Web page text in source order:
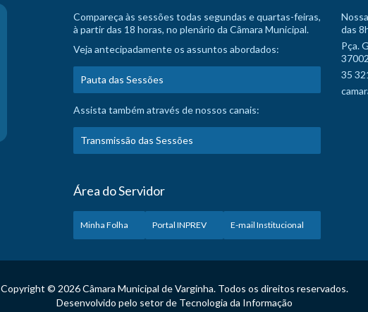
Compareça às sessões todas segundas e quartas-feiras,
à partir das 18 horas, no plenário da Câmara Municipal.
Veja antecipadamente os assuntos abordados:
Pauta das Sessões
Assista também através de nossos canais:
Transmissão das Sessões
Área do Servidor
Minha Folha Portal INPREV E-mail Institucional
das
Pça.
35
Copyright © 2026 Câmara Municipal de Varginha. Todos os direitos reservados.
Desenvolvido pelo setor de Tecnologia da Informação